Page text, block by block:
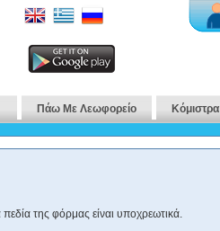
Πάω Με Λεωφορείο Κόμιστρα
της φόρμας είναι υποχρεωτικά.